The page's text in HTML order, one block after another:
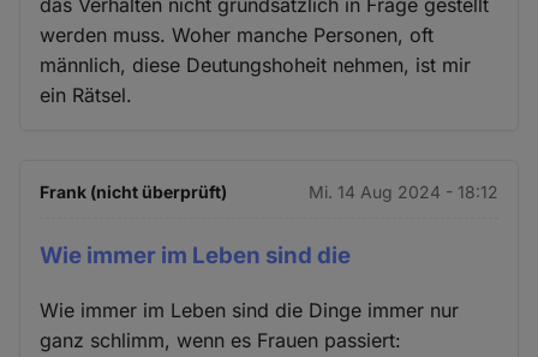
das Verhalten nicht grundsätzlich in Frage gestellt
werden muss. Woher manche Personen, oft
männlich, diese Deutungshoheit nehmen, ist mir
ein Rätsel.
Frank (nicht überprüft) Mi. 14 Aug 2024 - 18:12
Wie immer im Leben sind die
Wie immer im Leben sind die Dinge immer nur
ganz schlimm, wenn es Frauen passiert: